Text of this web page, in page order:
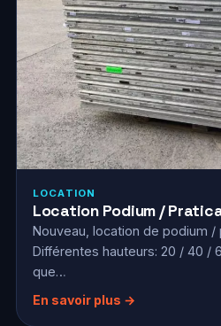
LOCATION
Location Podium /
Nouveau, location de podium
Différentes hauteurs: 20 / 40 /
que…
En savoir plus →